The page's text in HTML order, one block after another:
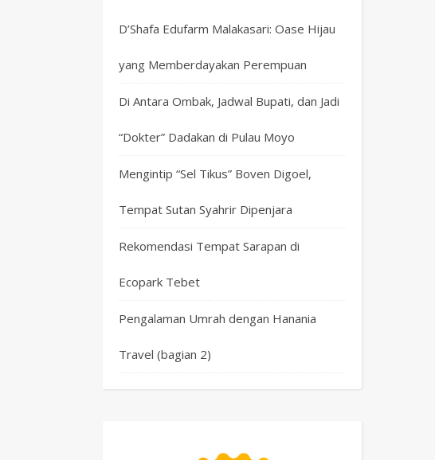
D’Shafa Edufarm Malakasari: Oase Hijau
yang Memberdayakan Perempuan
Di Antara Ombak, Jadwal Bupati, dan Jadi
“Dokter” Dadakan di Pulau Moyo
Mengintip “Sel Tikus” Boven Digoel,
Tempat Sutan Syahrir Dipenjara
Rekomendasi Tempat Sarapan di
Ecopark Tebet
Pengalaman Umrah dengan Hanania
Travel (bagian 2)